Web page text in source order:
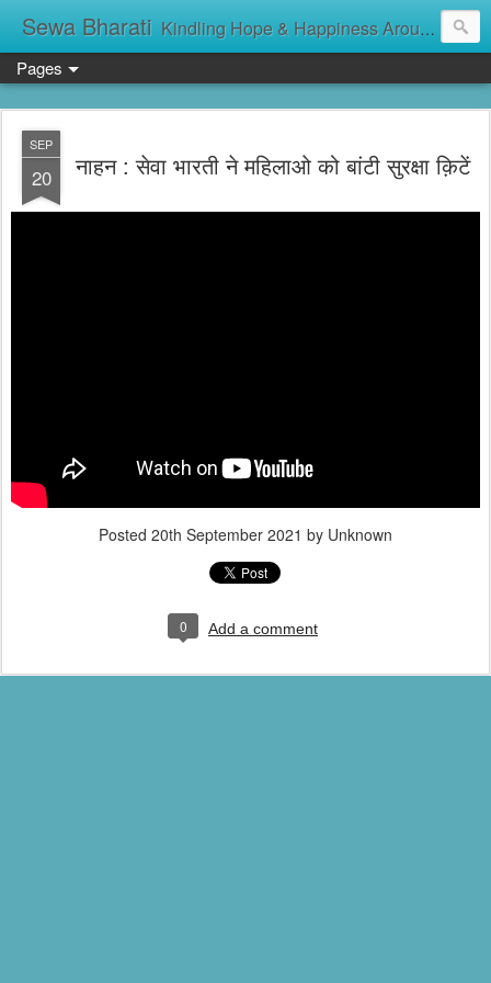
Sewa Bharati Kindling Hope & Happiness Around सेवा भारती சேவாபாரதி సేవా భారతి സേവാഭാരതി સેવા ભારતી সেবা ভাঁরাটি
Pages
SEP
20 नाहन : सेवा भारती ने महिलाओ को बांटी सुरक्षा क़िटें
Posted 20th September 2021 by Unknown
0 Add a comment